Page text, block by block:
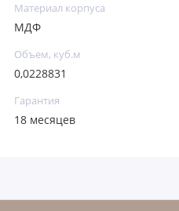
Материал корпуса
МДФ
Объем, куб.м
0,0228831
Гарантия
18 месяцев